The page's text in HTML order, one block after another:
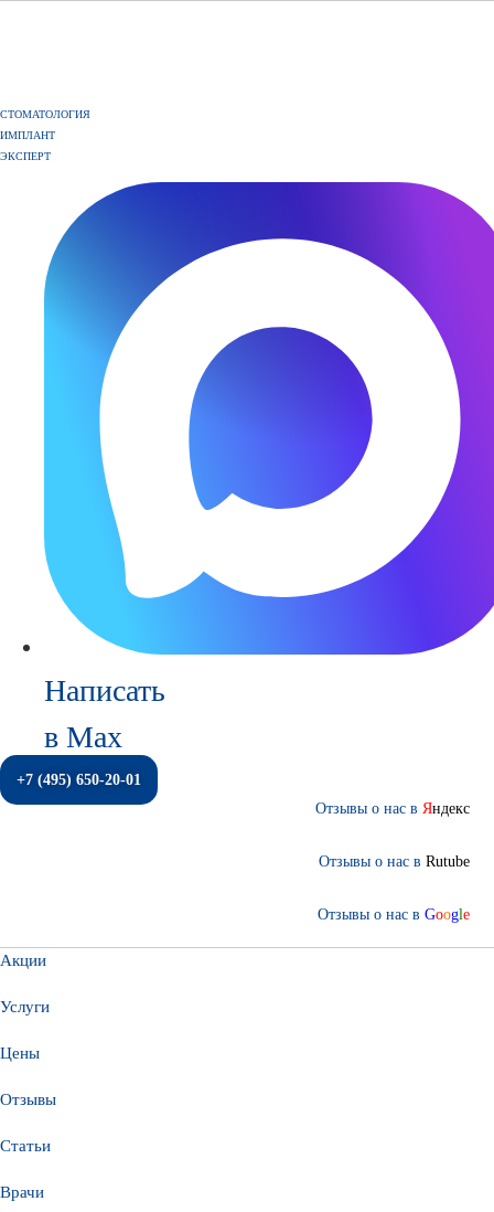
СТОМАТОЛОГИЯ
ИМПЛАНТ
ЭКСПЕРТ
Написать
в Max
+7 (495) 650-20-01
Отзывы о нас в Яндекс
Отзывы о нас в Rutube
Отзывы о нас в Google
Акции
Услуги
Цены
Отзывы
Статьи
Врачи